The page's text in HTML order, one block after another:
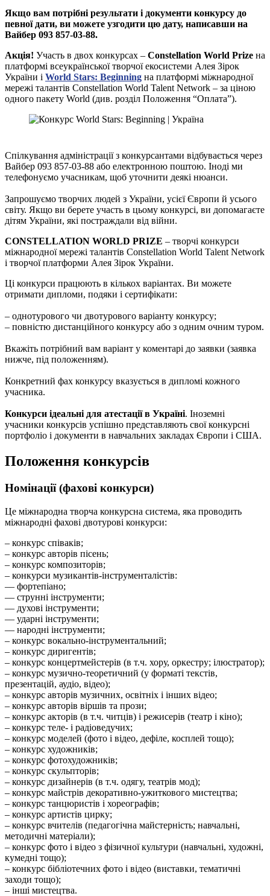
Якщо вам потрібні результати і документи конкурсу до
певної дати, ви можете узгодити цю дату, написавши на
Вайбер 093 857-03-88.
Акція! Участь в двох конкурсах – Constellation World Prize на
платформі всеукраїнської творчої екосистеми Алея Зірок
України і World Stars: Beginning на платформі міжнародної
мережі талантів Constellation World Talent Network – за ціною
одного пакету World (див. розділ Положення “Оплата”).
Спілкування адміністрації з конкурсантами відбувається через
Вайбер 093 857-03-88 або електронною поштою. Іноді ми
телефонуємо учасникам, щоб уточнити деякі нюанси.
Запрошуємо творчих людей з України, усієї Європи й усього
світу. Якщо ви берете участь в цьому конкурсі, ви допомагаєте
дітям України, які постраждали від війни.
CONSTELLATION WORLD PRIZE – творчі конкурси
міжнародної мережі талантів Constellation World Talent Network
і творчої платформи Алея Зірок України.
Ці конкурси працюють в кількох варіантах. Ви можете
отримати дипломи, подяки і сертифікати:
– однотурового чи двотурового варіанту конкурсу;
– повністю дистанційного конкурсу або з одним очним туром.
Вкажіть потрібний вам варіант у коментарі до заявки (заявка
нижче, під положенням).
Конкретний фах конкурсу вказується в дипломі кожного
учасника.
Конкурси ідеальні для атестації в Україні. Іноземні
учасники конкурсів успішно представляють свої конкурсні
портфоліо і документи в навчальних закладах Європи і США.
Положення конкурсів
Номінації (фахові конкурси)
Це міжнародна творча конкурсна система, яка проводить
міжнародні фахові двотурові конкурси:
– конкурс співаків;
– конкурс авторів пісень;
– конкурс композиторів;
– конкурси музикантів-інструменталістів:
–– фортепіано;
–– струнні інструменти;
–– духові інструменти;
–– ударні інструменти;
–– народні інструменти;
– конкурс вокально-інструментальний;
– конкурс диригентів;
– конкурс концертмейстерів (в т.ч. хору, оркестру; ілюстратор);
– конкурс музично-теоретичний (у форматі текстів,
презентацій, аудіо, відео);
– конкурс авторів музичних, освітніх і інших відео;
– конкурс авторів віршів та прози;
– конкурс акторів (в т.ч. читців) і режисерів (театр і кіно);
– конкурс теле- і радіоведучих;
– конкурс моделей (фото і відео, дефіле, косплей тощо);
– конкурс художників;
– конкурс фотохудожників;
– конкурс скульпторів;
– конкурс дизайнерів (в т.ч. одягу, театрів мод);
– конкурс майстрів декоративно-ужиткового мистецтва;
– конкурс танцюристів і хореографів;
– конкурс артистів цирку;
– конкурс вчителів (педагогічна майстерність; навчальні,
методичні матеріали);
– конкурс фото і відео з фізичної культури (навчальні, художні,
кумедні тощо);
– конкурс бібліотечних фото і відео (виставки, тематичні
заходи тощо);
– інші мистецтва.